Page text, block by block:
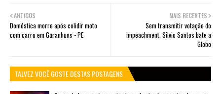
MAIS RECENTES
Sem transmitir votação do
impeachment, Silvio Santos bate a
Globo
ANTIGOS
Doméstica morre após colidir moto
com carro em Garanhuns - PE
TALVEZ VOCÊ GOSTE DESTAS POSTAGENS